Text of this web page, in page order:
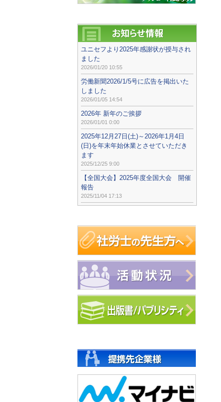
ユニセフより2025年感謝状が授与され
ました
2026/01/20 10:55
労働新聞2026/1/5号に広告を掲出いた
しました
2026/01/05 14:54
2026年 新年のご挨拶
2026/01/01 0:00
2025年12月27日(土)～2026年1月4日
(日)を年末年始休業とさせていただき
ます
2025/12/25 9:00
【全国大会】2025年度全国大会 開催
報告
2025/11/04 17:13